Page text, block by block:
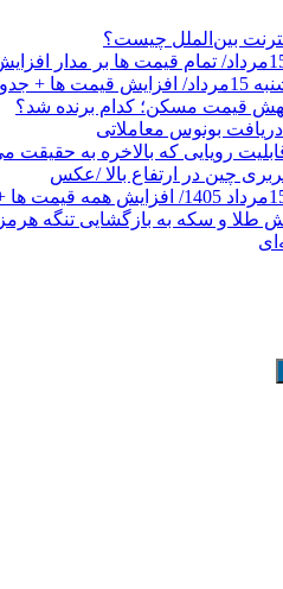
جدول
جهش قیمت مسکن؛ کدام برنده شد؟
بونوس معاملاتی
چین در ارتفاع بالا /عکس
طلا و سکه به بازگشایی تنگه هرمز